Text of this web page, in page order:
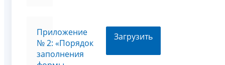
Приложение
№ 2: «Порядок
заполнения
Загрузить